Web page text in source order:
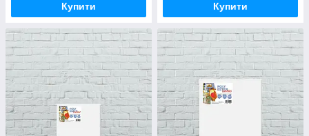
Купити Купити